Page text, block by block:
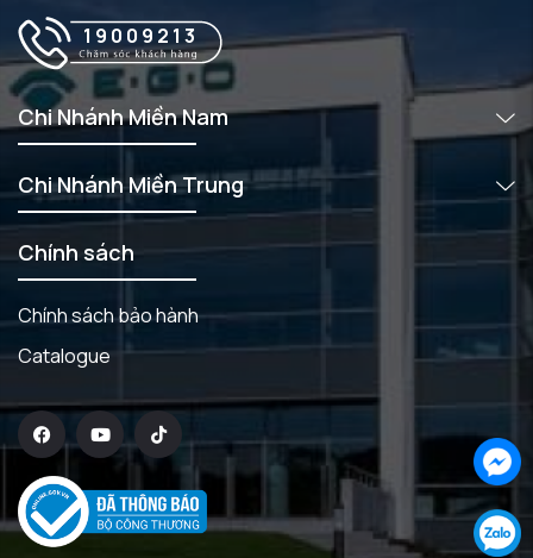
19009213
Chi Nhánh Miền Nam
Chi Nhánh Miền Trung
Chính sách
Chính sách bảo hành
Catalogue